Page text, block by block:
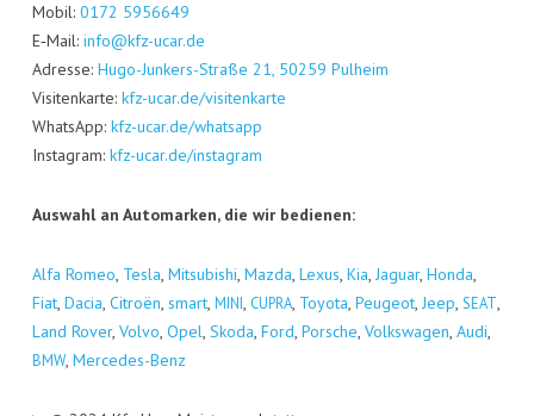
Mobil: 0172 5956649
E‑Mail: info@kfz-ucar.de
Adres­se: Hugo-Jun­kers-Stra­ße 21, 50259 Pul­heim
Visi­ten­kar­te: kfz-ucar.de/visitenkarte
Whats­App: kfz-ucar.de/whatsapp
Insta­gram: kfz-ucar.de/instagram
Aus­wahl an Auto­mar­ken, die wir bedienen:
Alfa Romeo, Tes­la, Mitsu­bi­shi, Maz­da, Lexus, Kia, Jagu­ar, Hon­da,
Fiat, Dacia, Citro­ën, smart, MINI, CUPRA, Toyo­ta, Peu­geot, Jeep, SEAT,
Land Rover, Vol­vo, Opel, Sko­da, Ford, Por­sche, Volks­wa­gen, Audi,
BMW, Mer­ce­des-Benz